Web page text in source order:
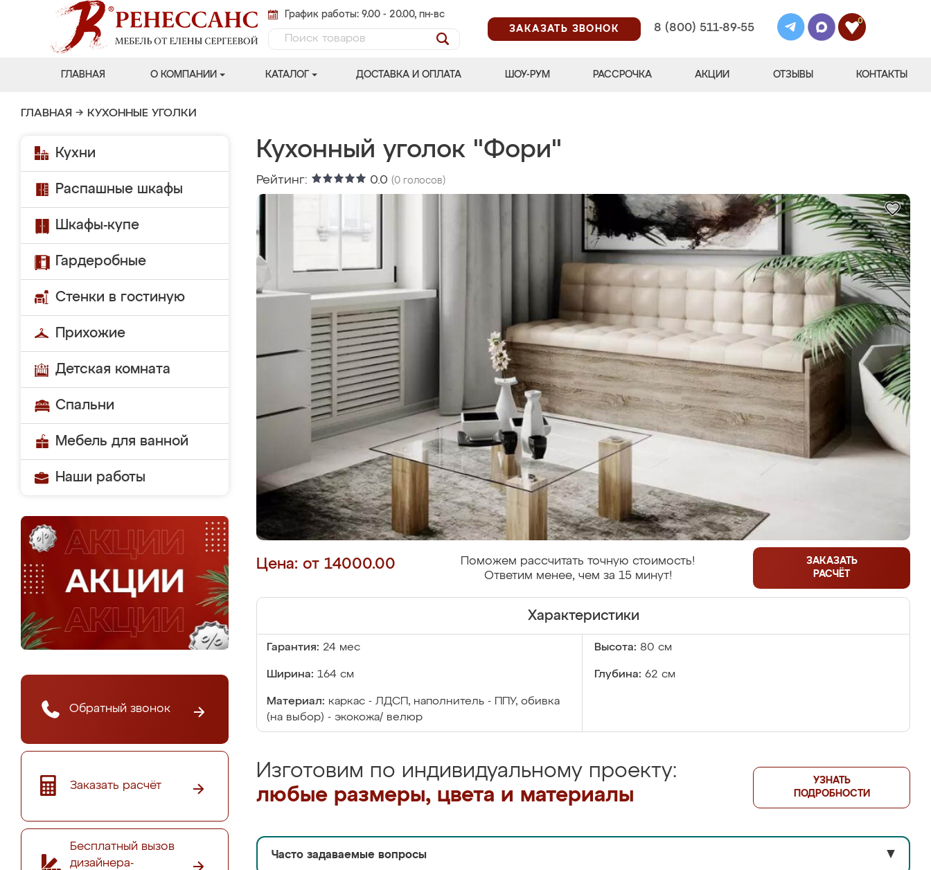
График работы: 9.00 - 20.00, пн-вс
ЗАКАЗАТЬ ЗВОНОК
8 (800) 511-89-55
0
ГЛАВНАЯ О КОМПАНИИ КАТАЛОГ ДОСТАВКА И ОПЛАТА ШОУ-РУМ РАССРОЧКА АКЦИИ ОТЗЫВЫ КОНТАКТЫ
ГЛАВНАЯ → КУХОННЫЕ УГОЛКИ
Кухни
Распашные шкафы
Шкафы-купе
Гардеробные
Стенки в гостиную
Прихожие
Детская комната
Спальни
Мебель для ванной
Наши работы
Обратный звонок
Заказать расчёт
Бесплатный вызов
дизайнера-
Кухонный уголок "Фори"
Рейтинг: 0.0 (0 голосов)
Цена: от 14000.00
Поможем рассчитать точную стоимость!
Ответим менее, чем за 15 минут!
ЗАКАЗАТЬ
РАСЧЁТ
Характеристики
Гарантия: 24 мес Высота: 80 см
Ширина: 164 см Глубина: 62 см
Материал: каркас - ЛДСП, наполнитель - ППУ, обивка
(на выбор) - экокожа/ велюр
Изготовим по индивидуальному проекту:
любые размеры, цвета и материалы
УЗНАТЬ
ПОДРОБНОСТИ
Часто задаваемые вопросы ▼